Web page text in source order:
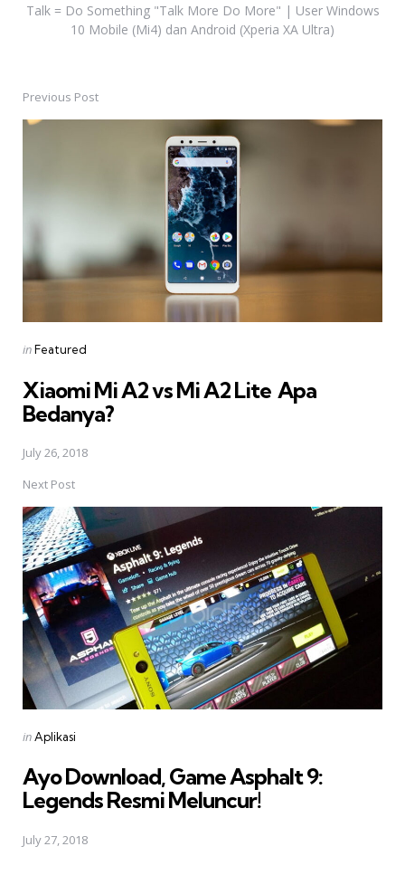
Talk = Do Something "Talk More Do More" | User Windows
10 Mobile (Mi4) dan Android (Xperia XA Ultra)
PostPrevious Post
Posted
inFeatured
Xiaomi Mi A2 vs Mi A2 Lite  Apa
Bedanya?
July 26, 2018
Next Post
Posted
inAplikasi
Ayo Download, Game Asphalt 9:
Legends Resmi Meluncur!
July 27, 2018